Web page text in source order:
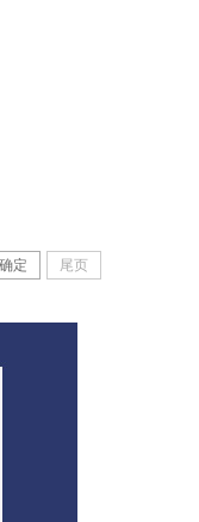
确定 尾页